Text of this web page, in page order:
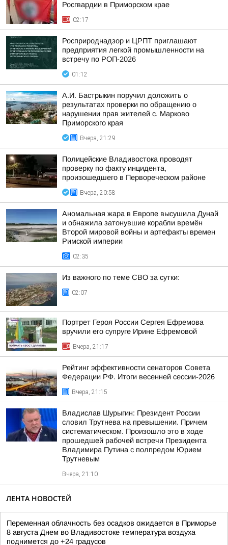
Росгвардии в Приморском крае
02:17
Росприроднадзор и ЦРПТ приглашают
предприятия легкой промышленности на
встречу по РОП-2026
01:12
А.И. Бастрыкин поручил доложить о
результатах проверки по обращению о
нарушении прав жителей с. Марково
Приморского края
Вчера, 21:29
Полицейские Владивостока проводят
проверку по факту инцидента,
произошедшего в Первореческом районе
Вчера, 20:58
Аномальная жара в Европе высушила Дунай
и обнажила затонувшие корабли времён
Второй мировой войны и артефакты времен
Римской империи
02:35
Из важного по теме СВО за сутки:
02:07
Портрет Героя России Сергея Ефремова
вручили его супруге Ирине Ефремовой
Вчера, 21:17
Рейтинг эффективности сенаторов Совета
Федерации РФ. Итоги весенней сессии-2026
Вчера, 21:15
Владислав Шурыгин: Президент России
словил Трутнева на превышении. Причем
систематическом. Произошло это в ходе
прошедшей рабочей встречи Президента
Владимира Путина с полпредом Юрием
Трутневым
Вчера, 21:10
ЛЕНТА НОВОСТЕЙ
Переменная облачность без осадков ожидается в Приморье
8 августа Днем во Владивостоке температура воздуха
поднимется до +24 градусов